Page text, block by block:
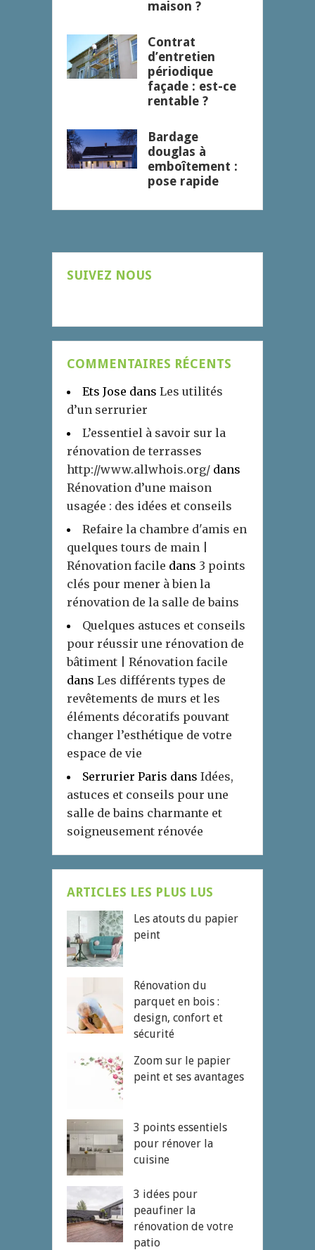
maison ?
Contrat
d’entretien
périodique
façade : est-ce
rentable ?
Bardage
douglas à
emboîtement :
pose rapide
SUIVEZ NOUS
COMMENTAIRES RÉCENTS
Ets Jose dans Les utilités
d’un serrurier
L’essentiel à savoir sur la
rénovation de terrasses
http://www.allwhois.org/ dans
Rénovation d’une maison
usagée : des idées et conseils
Refaire la chambre d'amis en
quelques tours de main |
Rénovation facile dans 3 points
clés pour mener à bien la
rénovation de la salle de bains
Quelques astuces et conseils
pour réussir une rénovation de
bâtiment | Rénovation facile
dans Les différents types de
revêtements de murs et les
éléments décoratifs pouvant
changer l’esthétique de votre
espace de vie
Serrurier Paris dans Idées,
astuces et conseils pour une
salle de bains charmante et
soigneusement rénovée
ARTICLES LES PLUS LUS
Les atouts du papier
peint
Rénovation du
parquet en bois :
design, confort et
sécurité
Zoom sur le papier
peint et ses avantages
3 points essentiels
pour rénover la
cuisine
3 idées pour
peaufiner la
rénovation de votre
patio